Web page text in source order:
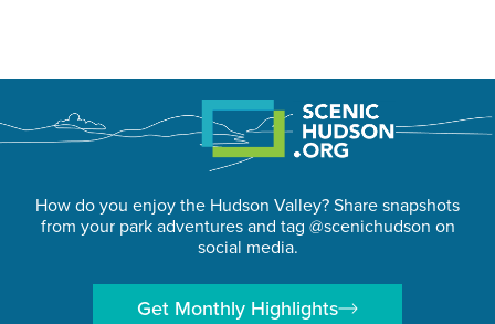
How do you enjoy the Hudson Valley? Share snapshots
from your park adventures and tag @scenichudson on
social media.
Get Monthly Highlights